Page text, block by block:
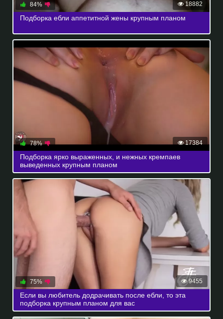
18882
84%
Подборка ебли аппетитной жены крупным планом
17384
78%
Подборка ярко выраженных, и нежных кремпаев
выведенных крупным планом
9455
75%
Если вы любитель додрачивать после ебли, то эта
подборка крупным планом для вас